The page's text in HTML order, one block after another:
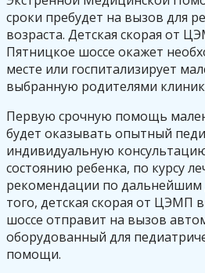
сроки пребудет на вызов для
возраста. Детская скорая от
Пятницкое шоссе окажет
месте или госпитализирует
выбранную родителями
Первую срочную помощь
будет оказывать опытный
индивидуальную
состоянию ребенка, по курсу
рекомендации по дальнейшим
того, детская скорая от ЦЭМП
шоссе отправит на вызов
оборудованный для
помощи.